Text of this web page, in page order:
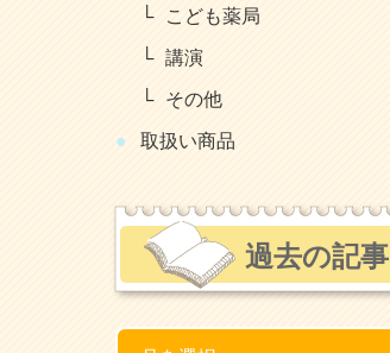
こども薬局
講演
その他
取扱い商品
過去の記事